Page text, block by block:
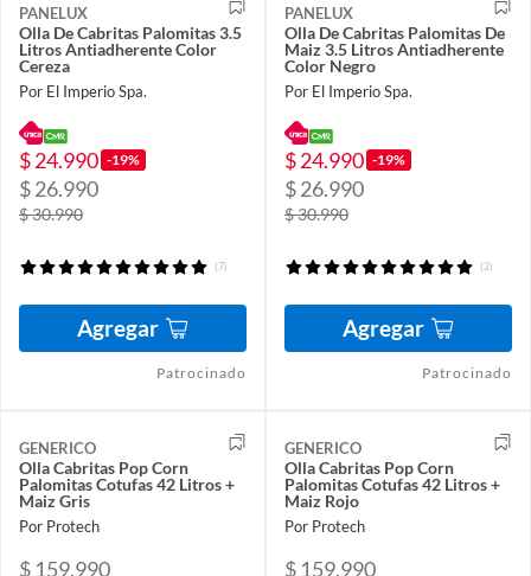
PANELUX
Olla De Cabritas Palomitas 3.5
Litros Antiadherente Color
Cereza
Por El Imperio Spa.
$ 24.990 -19%
$ 26.990
$ 30.990
(7)
Agregar
Patrocinado
PANELUX
Olla De Cabritas Palomitas De
Maiz 3.5 Litros Antiadherente
Color Negro
Por El Imperio Spa.
$ 24.990 -19%
$ 26.990
$ 30.990
(2)
Agregar
Patrocinado
GENERICO
Olla Cabritas Pop Corn
Palomitas Cotufas 42 Litros +
Maiz Gris
Por Protech
$ 159.990
GENERICO
Olla Cabritas Pop Corn
Palomitas Cotufas 42 Litros +
Maiz Rojo
Por Protech
$ 159.990